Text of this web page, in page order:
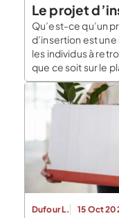
Le projet
Qu’est-ce qu’un
d’insertion est
les individus à
que ce soit sur le
personnel. Il peut
réorienter vers
des réseaux
Dufour L. 15 Oct